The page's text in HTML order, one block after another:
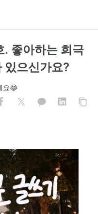
좋아하는 희극
있으신가요?
요😂